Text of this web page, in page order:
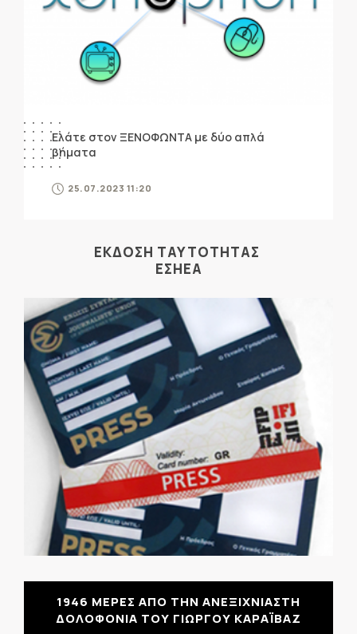
Ελάτε στον ΞΕΝΟΦΩΝΤΑ με δύο απλά
βήματα
25.07.2023 11:20
ΕΚΔΟΣΗ ΤΑΥΤΟΤΗΤΑΣ
ΕΣΗΕΑ
1946 ΜΕΡΕΣ ΑΠΟ ΤΗΝ ΑΝΕΞΙΧΝΙΑΣΤΗ
ΔΟΛΟΦΟΝΙΑ ΤΟΥ ΓΙΩΡΓΟΥ ΚΑΡΑΪΒΑΖ